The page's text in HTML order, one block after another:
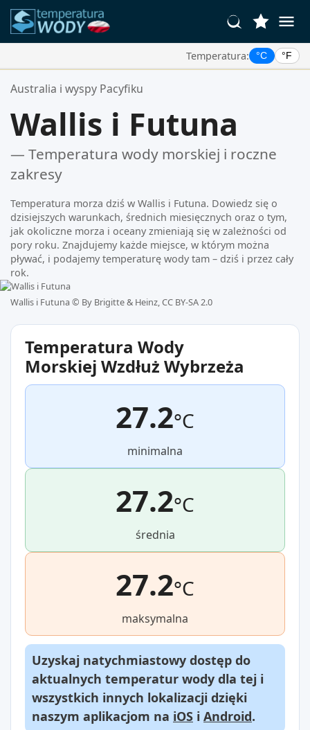
Temperatura: °C °F
Twoje Ulubione Lokalizacje:
Australia i wyspy Pacyfiku
Wallis i Futuna
— Temperatura wody morskiej i roczne
zakresy
Temperatura morza dziś w Wallis i Futuna. Dowiedz się o
dzisiejszych warunkach, średnich miesięcznych oraz o tym,
jak okoliczne morza i oceany zmieniają się w zależności od
pory roku. Znajdujemy każde miejsce, w którym można
pływać, i podajemy temperaturę wody tam – dziś i przez cały
rok.
Wallis i Futuna © By Brigitte & Heinz, CC BY-SA 2.0
Temperatura Wody
Morskiej Wzdłuż Wybrzeża
27.2°C
minimalna
27.2°C
średnia
27.2°C
maksymalna
Uzyskaj natychmiastowy dostęp do
aktualnych temperatur wody dla tej i
wszystkich innych lokalizacji dzięki
naszym aplikacjom na iOS i Android.